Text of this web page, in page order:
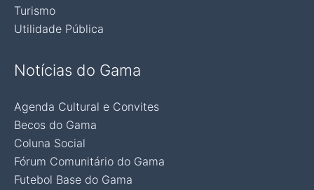
Turismo
Utilidade Pública
Notícias do Gama
Agenda Cultural e Convites
Becos do Gama
Coluna Social
Fórum Comunitário do Gama
Futebol Base do Gama